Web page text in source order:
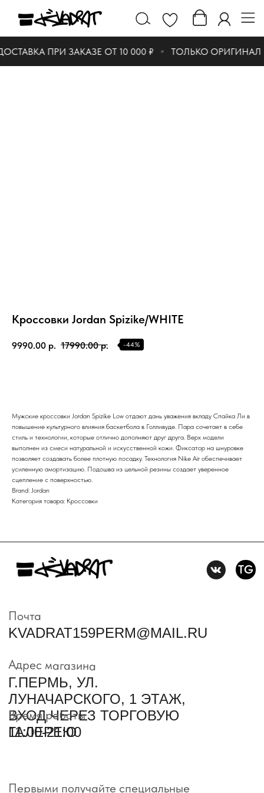
ПРИ ЗАКАЗЕ ОТ 10 000 ₽ ТОЛЬКО ОРИГИНАЛ
Кроссовки Jordan Spizike/WHITE
9990.00 р. 17990.00 р. -44%
Мужские кроссовки Jordan Spizike Low отдают дань уважения вкладу Спайка Ли в
повышение культурного влияния баскетбола в Голливуде. Пара сочетает в себе
стиль и технологии, которые отлично дополняют друг друга. Верх модели
выполнен из смеси натуральной и искусственной кожи. Фиксатор на шнуровке
позволяет создавать более плотную посадку. Технология Nike Air обеспечивает
усиленную амортизацию. Подошва из цельной резины создает уверенное
сцепление с поверхностью.
Brand: Jordan
Категория товара: Кроссовки
Пользовательское
соглашение
Условия возврата и обмена
Почта
KVADRAT159PERM@MAIL.RU
Первыми получайте специальные
предложения и узнавайте новинки
Нажимая на кнопку вы соглашаетесь с политикой
Г.ПЕРМЬ, УЛ.
ЛУНАЧАРСКОГО, 1 ЭТАЖ,
Адрес магазина